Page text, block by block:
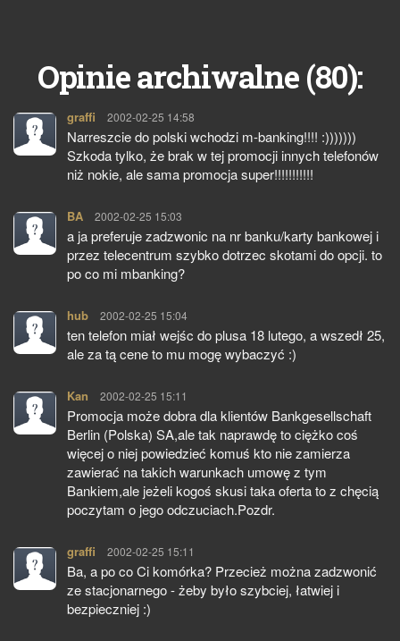
Opinie archiwalne (80):
graffi pisze:
2002-02-25 14:58
Narreszcie do polski wchodzi m-banking!!!! :)))))))
Szkoda tylko, że brak w tej promocji innych telefonów
niż nokie, ale sama promocja super!!!!!!!!!!!
BA pisze:
2002-02-25 15:03
a ja preferuje zadzwonic na nr banku/karty bankowej i
przez telecentrum szybko dotrzec skotami do opcji. to
po co mi mbanking?
hub pisze:
2002-02-25 15:04
ten telefon miał wejśc do plusa 18 lutego, a wszedł 25,
ale za tą cene to mu mogę wybaczyć :)
Kan pisze:
2002-02-25 15:11
Promocja może dobra dla klientów Bankgesellschaft
Berlin (Polska) SA,ale tak naprawdę to ciężko coś
więcej o niej powiedzieć komuś kto nie zamierza
zawierać na takich warunkach umowę z tym
Bankiem,ale jeżeli kogoś skusi taka oferta to z chęcią
poczytam o jego odczuciach.Pozdr.
graffi pisze:
2002-02-25 15:11
Ba, a po co Ci komórka? Przecież można zadzwonić
ze stacjonarnego - żeby było szybciej, łatwiej i
bezpieczniej :)